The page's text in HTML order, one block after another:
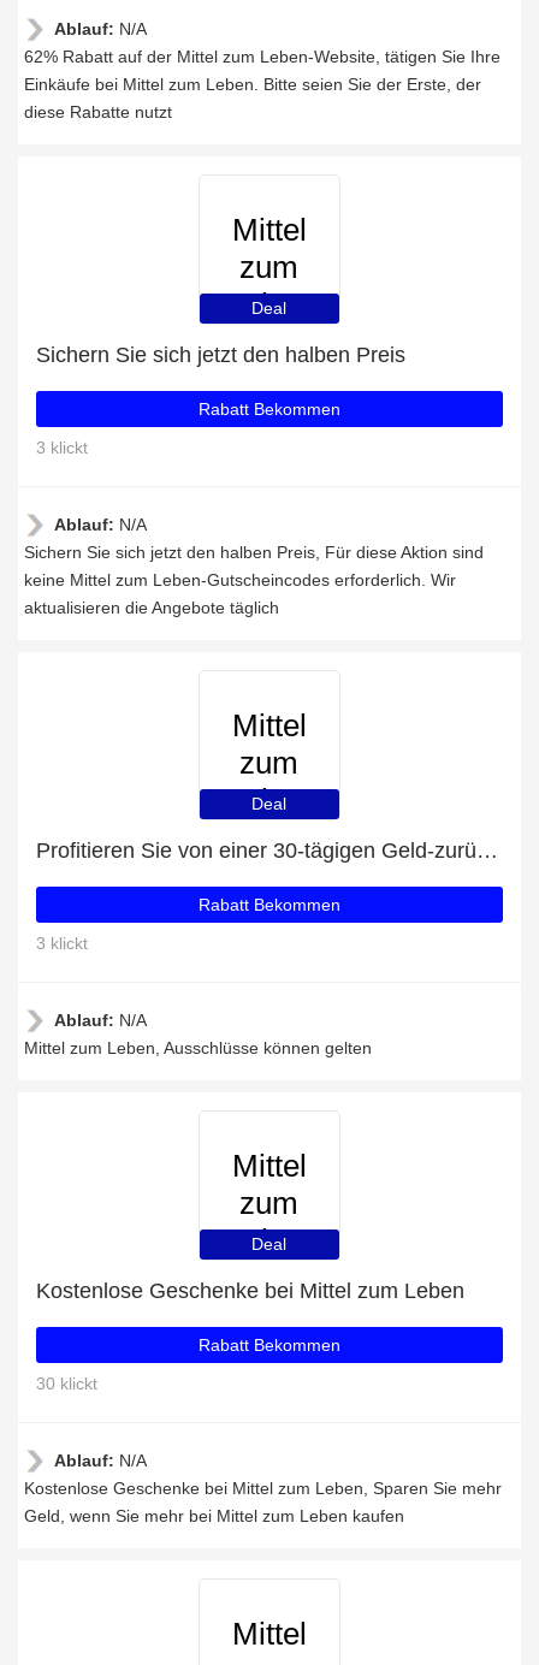
Ablauf: N/A
62% Rabatt auf der Mittel zum Leben-Website, tätigen Sie Ihre
Einkäufe bei Mittel zum Leben. Bitte seien Sie der Erste, der
diese Rabatte nutzt
Mittel
zum
Leben
Deal
Sichern Sie sich jetzt den halben Preis
Rabatt Bekommen
3 klickt
Ablauf: N/A
Sichern Sie sich jetzt den halben Preis, Für diese Aktion sind
keine Mittel zum Leben-Gutscheincodes erforderlich. Wir
aktualisieren die Angebote täglich
Mittel
zum
Leben
Deal
Profitieren Sie von einer 30-tägigen Geld-zurück-Garantie
Rabatt Bekommen
3 klickt
Ablauf: N/A
Mittel zum Leben, Ausschlüsse können gelten
Mittel
zum
Leben
Deal
Kostenlose Geschenke bei Mittel zum Leben
Rabatt Bekommen
30 klickt
Ablauf: N/A
Kostenlose Geschenke bei Mittel zum Leben, Sparen Sie mehr
Geld, wenn Sie mehr bei Mittel zum Leben kaufen
Mittel